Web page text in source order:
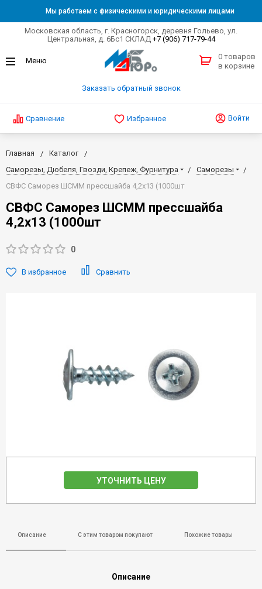
Мы работаем с физическими и юридическими лицами
Московская область, г. Красногорск, деревня Гольево, ул.
Центральная, д. 6Бс1 СКЛАД +7 (906) 717-79-44
Заказать обратный звонок
0 товаров
в корзине
Сравнение Избранное Войти
Главная
Каталог
Саморезы, Дюбеля, Гвозди, Крепеж, Фурнитура
Саморезы
СВФС Саморез ШСММ прессшайба 4,2х13 (1000шт
СВФС Саморез ШСММ прессшайба
4,2х13 (1000шт
0
В избранное Сравнить
УТОЧНИТЬ ЦЕНУ
Описание С этим товаром покупают Похожие товары
Описание